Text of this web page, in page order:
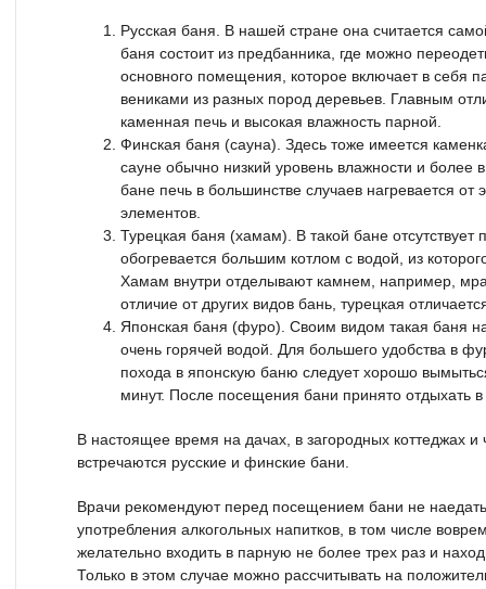
Русская баня. В нашей стране она считается
баня состоит из предбанника, где можно
основного помещения, которое включает в себя
вениками из разных пород деревьев. Главным
каменная печь и высокая влажность парной.
Финская баня (сауна). Здесь тоже имеется
сауне обычно низкий уровень влажности и более
бане печь в большинстве случаев нагревается от
элементов.
Турецкая баня (хамам). В такой бане
обогревается большим котлом с водой, из
Хамам внутри отделывают камнем, например,
отличие от других видов бань, турецкая
Японская баня (фуро). Своим видом такая баня
очень горячей водой. Для большего удобства в
похода в японскую баню следует хорошо
минут. После посещения бани принято отдыхать
В настоящее время на дачах, в загородных коттеджах
встречаются русские и финские бани.
Врачи рекомендуют перед посещением бани не
употребления алкогольных напитков, в том числе
желательно входить в парную не более трех раз и
Только в этом случае можно рассчитывать на